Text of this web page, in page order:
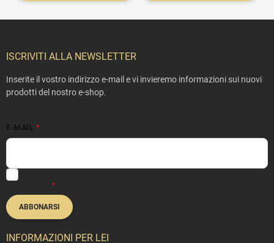
è
d
p
a
g
ISCRIVITI ALLA NEWSLETTER
Inserite il vostro indirizzo e-mail e vi invieremo informazioni sui nuovi
prodotti del nostro e-shop.
E-MAIL
ABBONARSI
INFORMAZIONI PER LEI